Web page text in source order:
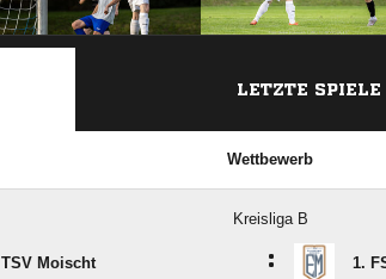
LETZTE SPIELE
Wettbewerb
Kreisliga B
TSV Moischt : 1.